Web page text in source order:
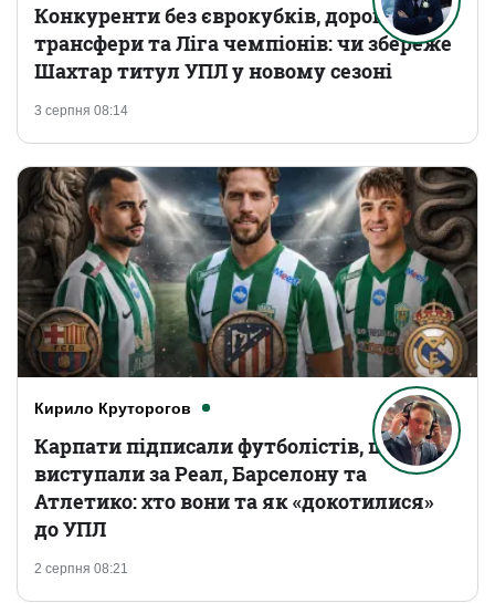
3 серпня 08:14
Конкуренти без єврокубків, дорогі
трансфери та Ліга чемпіонів: чи збереже
Шахтар титул УПЛ у новому сезоні
Кирило Круторогов
2 серпня 08:21
Карпати підписали футболістів, що
виступали за Реал, Барселону та
Атлетико: хто вони та як «докотилися»
до УПЛ